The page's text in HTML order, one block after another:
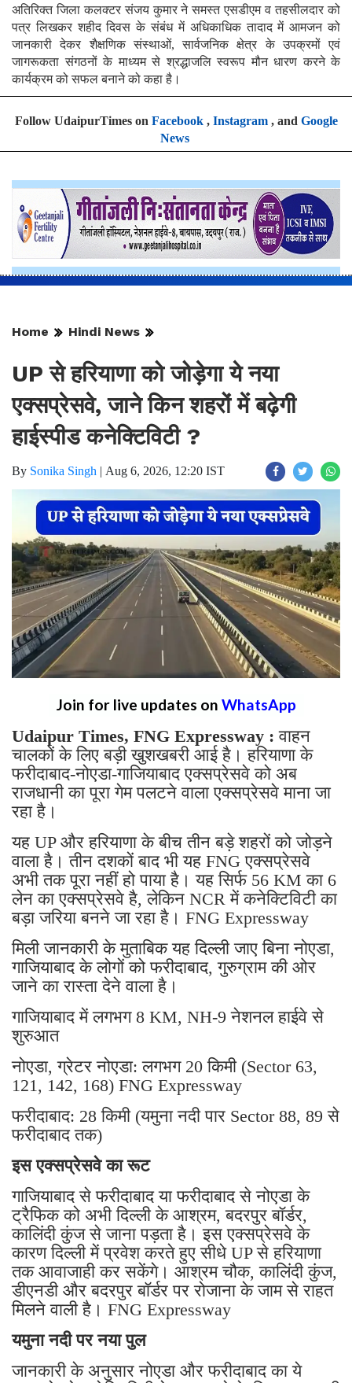
अतिरिक्त जिला कलक्टर संजय कुमार ने समस्त एसडीएम व तहसीलदार को
पत्र लिखकर शहीद दिवस के संबंध में अधिकाधिक तादाद में आमजन को
जानकारी देकर शैक्षणिक संस्थाओं, सार्वजनिक क्षेत्र के उपक्रमों एवं
जागरूकता संगठनों के माध्यम से श्रद्धाजलि स्वरूप मौन धारण करने के
कार्यक्रम को सफल बनाने को कहा है।
Follow UdaipurTimes on Facebook, Instagram, and Google
News
Home Hindi News
UP से हरियाणा को जोड़ेगा ये नया
एक्सप्रेसवे, जाने किन शहरों में बढ़ेगी
हाईस्पीड कनेक्टिविटी ?
By Sonika Singh | Aug 6, 2026, 12:20 IST
Join for live updates on WhatsApp
Udaipur Times, FNG Expressway : वाहन
चालकों के लिए बड़ी खुशखबरी आई है। हरियाणा के
फरीदाबाद-नोएडा-गाजियाबाद एक्सप्रेसवे को अब
राजधानी का पूरा गेम पलटने वाला एक्सप्रेसवे माना जा
रहा है।
यह UP और हरियाणा के बीच तीन बड़े शहरों को जोड़ने
वाला है। तीन दशकों बाद भी यह FNG एक्सप्रेसवे
अभी तक पूरा नहीं हो पाया है। यह सिर्फ 56 KM का 6
लेन का एक्सप्रेसवे है, लेकिन NCR में कनेक्टिविटी का
बड़ा जरिया बनने जा रहा है। FNG Expressway
मिली जानकारी के मुताबिक यह दिल्ली जाए बिना नोएडा,
गाजियाबाद के लोगों को फरीदाबाद, गुरुग्राम की ओर
जाने का रास्ता देने वाला है।
गाजियाबाद में लगभग 8 KM, NH-9 नेशनल हाईवे से
शुरुआत
नोएडा, ग्रेटर नोएडा: लगभग 20 किमी (Sector 63,
121, 142, 168) FNG Expressway
फरीदाबाद: 28 किमी (यमुना नदी पार Sector 88, 89 से
फरीदाबाद तक)
इस एक्सप्रेसवे का रूट
गाजियाबाद से फरीदाबाद या फरीदाबाद से नोएडा के
ट्रैफिक को अभी दिल्ली के आश्रम, बदरपुर बॉर्डर,
कालिंदी कुंज से जाना पड़ता है। इस एक्सप्रेसवे के
कारण दिल्ली में प्रवेश करते हुए सीधे UP से हरियाणा
तक आवाजाही कर सकेंगे। आश्रम चौक, कालिंदी कुंज,
डीएनडी और बदरपुर बॉर्डर पर रोजाना के जाम से राहत
मिलने वाली है। FNG Expressway
यमुना नदी पर नया पुल
जानकारी के अनुसार नोएडा और फरीदाबाद का ये